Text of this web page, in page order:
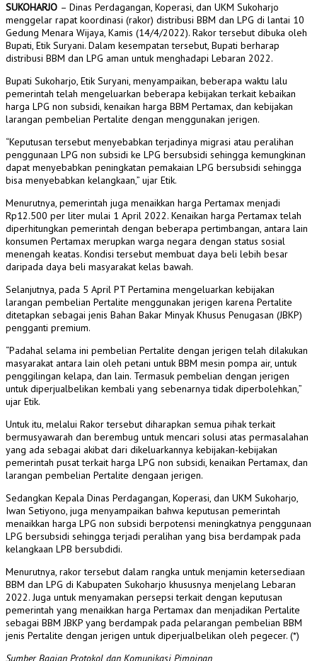
SUKOHARJO – Dinas Perdagangan, Koperasi, dan UKM Sukoharjo
menggelar rapat koordinasi (rakor) distribusi BBM dan LPG di lantai 10
Gedung Menara Wijaya, Kamis (14/4/2022). Rakor tersebut dibuka oleh
Bupati, Etik Suryani. Dalam kesempatan tersebut, Bupati berharap
distribusi BBM dan LPG aman untuk menghadapi Lebaran 2022.
Bupati Sukoharjo, Etik Suryani, menyampaikan, beberapa waktu lalu
pemerintah telah mengeluarkan beberapa kebijakan terkait kebaikan
harga LPG non subsidi, kenaikan harga BBM Pertamax, dan kebijakan
larangan pembelian Pertalite dengan menggunakan jerigen.
“Keputusan tersebut menyebabkan terjadinya migrasi atau peralihan
penggunaan LPG non subsidi ke LPG bersubsidi sehingga kemungkinan
dapat menyebabkan peningkatan pemakaian LPG bersubsidi sehingga
bisa menyebabkan kelangkaan,” ujar Etik.
Menurutnya, pemerintah juga menaikkan harga Pertamax menjadi
Rp12.500 per liter mulai 1 April 2022. Kenaikan harga Pertamax telah
diperhitungkan pemerintah dengan beberapa pertimbangan, antara lain
konsumen Pertamax merupkan warga negara dengan status sosial
menengah keatas. Kondisi tersebut membuat daya beli lebih besar
daripada daya beli masyarakat kelas bawah.
Selanjutnya, pada 5 April PT Pertamina mengeluarkan kebijakan
larangan pembelian Pertalite menggunakan jerigen karena Pertalite
ditetapkan sebagai jenis Bahan Bakar Minyak Khusus Penugasan (JBKP)
pengganti premium.
“Padahal selama ini pembelian Pertalite dengan jerigen telah dilakukan
masyarakat antara lain oleh petani untuk BBM mesin pompa air, untuk
penggilingan kelapa, dan lain. Termasuk pembelian dengan jerigen
untuk diperjualbelikan kembali yang sebenarnya tidak diperbolehkan,”
ujar Etik.
Untuk itu, melalui Rakor tersebut diharapkan semua pihak terkait
bermusyawarah dan berembug untuk mencari solusi atas permasalahan
yang ada sebagai akibat dari dikeluarkannya kebijakan-kebijakan
pemerintah pusat terkait harga LPG non subsidi, kenaikan Pertamax, dan
larangan pembelian Pertalite dengaan jerigen.
Sedangkan Kepala Dinas Perdagangan, Koperasi, dan UKM Sukoharjo,
Iwan Setiyono, juga menyampaikan bahwa keputusan pemerintah
menaikkan harga LPG non subsidi berpotensi meningkatnya penggunaan
LPG bersubsidi sehingga terjadi peralihan yang bisa berdampak pada
kelangkaan LPB bersubdidi.
Menurutnya, rakor tersebut dalam rangka untuk menjamin ketersediaan
BBM dan LPG di Kabupaten Sukoharjo khususnya menjelang Lebaran
2022. Juga untuk menyamakan persepsi terkait dengan keputusan
pemerintah yang menaikkan harga Pertamax dan menjadikan Pertalite
sebagai BBM JBKP yang berdampak pada pelarangan pembelian BBM
jenis Pertalite dengan jerigen untuk diperjualbelikan oleh pegecer. (*)
Sumber Bagian Protokol dan Komunikasi Pimpinan